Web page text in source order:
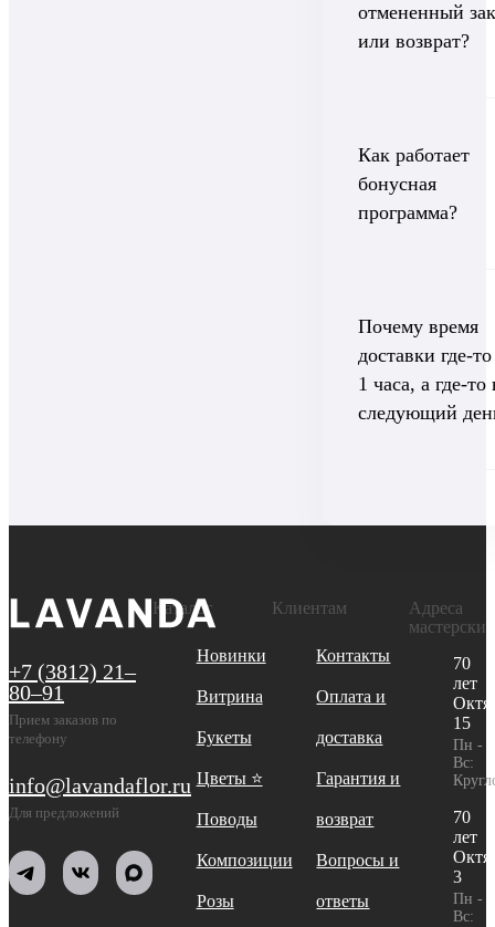
отмененный
или возврат?
Как работает
бонусная
программа?
Почему время
доставки где-
1 часа, а где-то
следующий
+7 (3812) 21‒
80‒91
Прием заказов по
телефону
info@lavandaflor.ru
Для предложений
Каталог
Новинки
Витрина
Букеты
Цветы ⭐
Поводы
Композиции
Розы
Клиентам
Контакты
Оплата и
доставка
Гарантия и
возврат
Вопросы и
ответы
Адреса
мастерских
70
лет
15
Пн -
Вс:
70
лет
3
Пн -
Вс: